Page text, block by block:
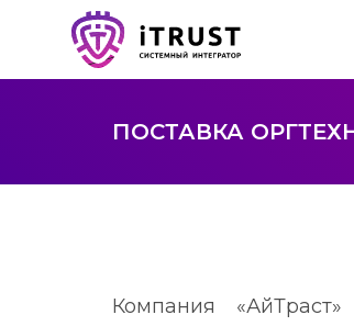
ПОСТАВКА
Компания